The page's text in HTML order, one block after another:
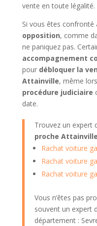
vente en toute légalité.
Si vous êtes confronté
opposition, comme
ne paniquez pas.
accompagnement
pour débloquer la
Attainville, même
procédure judiciaire
date.
Trouvez un expert
proche Attainville
Rachat voiture
Rachat voiture
Rachat voiture
Vous n’êtes pas
souvent un expert
département :